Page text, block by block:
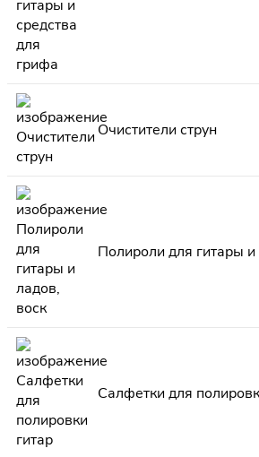
Очистители струн
Полироли для гитары и
Салфетки для